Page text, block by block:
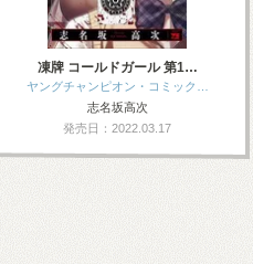
凍牌 コールドガール 第1…
ヤングチャンピオン・コミック…
志名坂高次
発売日：2022.03.17